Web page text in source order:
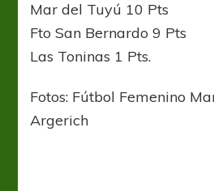
Mar del Tuyú 10 Pts
Fto San Bernardo 9 Pts
Las Toninas 1 Pts.
Fotos: Fútbol Femenino
Argerich